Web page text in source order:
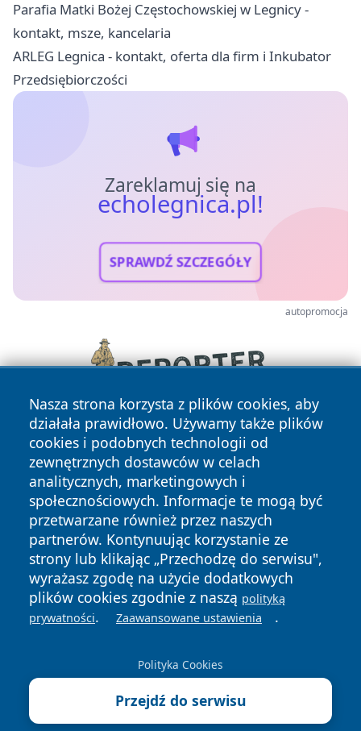
Parafia Matki Bożej Częstochowskiej w Legnicy -
kontakt, msze, kancelaria
ARLEG Legnica - kontakt, oferta dla firm i Inkubator
Przedsiębiorczości
Zareklamuj się na
echolegnica.pl!
SPRAWDŹ SZCZEGÓŁY
autopromocja
Nasza strona korzysta z plików cookies, aby
działała prawidłowo. Używamy także plików
cookies i podobnych technologii od
zewnętrznych dostawców w celach
analitycznych, marketingowych i
społecznościowych. Informacje te mogą być
przetwarzane również przez naszych
partnerów. Kontynuując korzystanie ze
strony lub klikając „Przechodzę do serwisu",
wyrażasz zgodę na użycie dodatkowych
plików cookies zgodnie z naszą polityką
prywatności. Zaawansowane ustawienia .
Polityka Cookies
Przejdź do serwisu
Copyright © 2026 echolegnica.pl Wszystkie prawa
zastrzeżone.
News Autorzy
Polityka
Prywatności
Polityka
Cookies